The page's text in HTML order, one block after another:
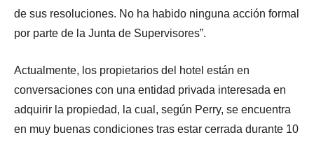
de sus resoluciones. No ha habido ninguna acción formal
por parte de la Junta de Supervisores”.
Actualmente, los propietarios del hotel están en
conversaciones con una entidad privada interesada en
adquirir la propiedad, la cual, según Perry, se encuentra
en muy buenas condiciones tras estar cerrada durante 10